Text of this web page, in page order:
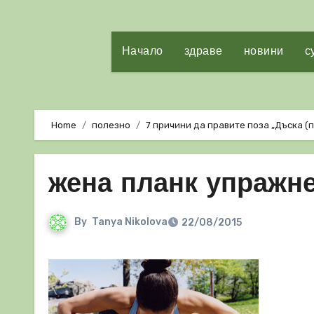
Начало здраве новини
Home полезно 7 причини да правите поза „Дъска
жена планк
By Tanya Nikolova 22/08/2015